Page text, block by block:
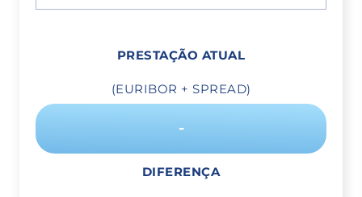
PRESTAÇÃO ATUAL
(EURIBOR + SPREAD)
-
DIFERENÇA